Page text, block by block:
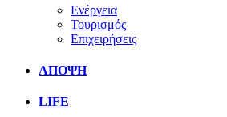
Ενέργεια
Τουρισμός
Επιχειρήσεις
ΑΠΟΨΗ
LIFE